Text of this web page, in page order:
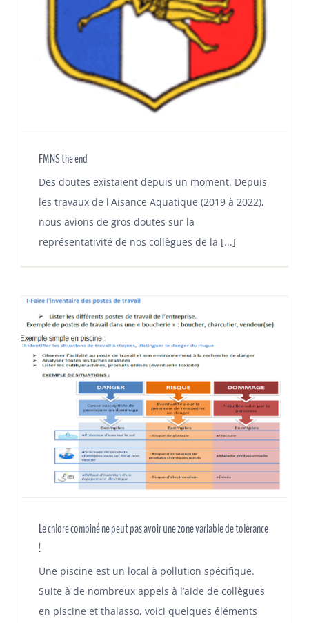
ADHÉSION
FMNS the end
Des doutes existaient depuis un moment. Depuis
les travaux de l'Aisance Aquatique (2019 à 2022),
nous avions de gros doutes sur la
représentativité de nos collègues de la [...]
Le chlore combiné ne peut pas avoir une zone variable de tolérance
!
Une piscine est un local à pollution spécifique.
Suite à de nombreux appels à l’aide de collègues
en piscine et thalasso, voici quelques éléments